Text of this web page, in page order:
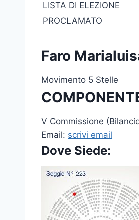
LISTA DI ELEZIONE
PROCLAMATO
Faro
Movimento 5 Stelle
V Commissione
Email: scrivi email
Dove Siede: